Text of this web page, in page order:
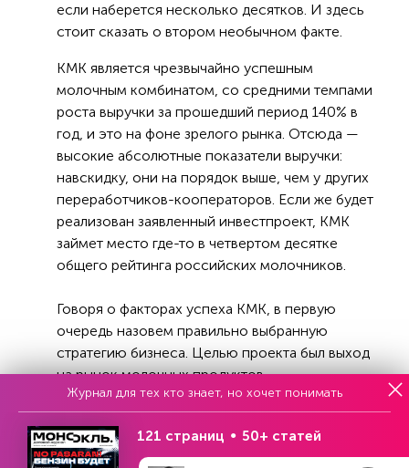
если наберется несколько десятков. И здесь
стоит сказать о втором необычном факте.
КМК является чрезвычайно успешным
молочным комбинатом, со средними темпами
роста выручки за прошедший период 140% в
год, и это на фоне зрелого рынка. Отсюда —
высокие абсолютные показатели выручки:
навскидку, они на порядок выше, чем у других
переработчиков-кооператоров. Если же будет
реализован заявленный инвестпроект, КМК
займет место где-то в четвертом десятке
общего рейтинга российских молочников.
Говоря о факторах успеха КМК, в первую
очередь назовем правильно выбранную
стратегию бизнеса. Целью проекта был выход
на рынок молочных продуктов
«беспрецедентного», премиального качества.
сами контролируют производство по всей
цепочке, начиная от кормовой базы для КРС.
Журнал для тех кто знает, но хочет понимать
121 страниц 50+ статей